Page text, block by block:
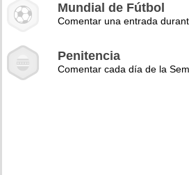
Mundial de Fútbol
Comentar una entrada
Penitencia
Comentar cada día de la